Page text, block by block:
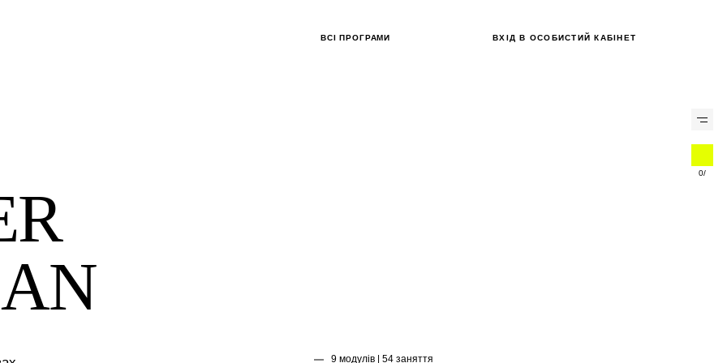
ВСІ ПРОГРАМИ ВХІД В ОСОБИСТИЙ КАБІНЕТ
0/
9 модулів | 54 заняття